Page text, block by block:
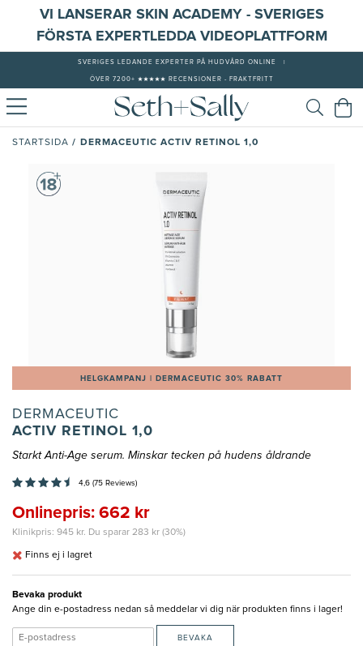
VI LANSERAR SKIN ACADEMY - SVERIGES
FÖRSTA EXPERTLEDDA VIDEOPLATTFORM
SVERIGES LEDANDE EXPERTER PÅ HUDVÅRD ONLINE
ÖVER 7200+ ★★★★★ RECENSIONER - FRAKTFRITT
STARTSIDA / DERMACEUTIC ACTIV RETINOL 1,0
HELGKAMPANJ | DERMACEUTIC 30% RABATT
DERMACEUTIC
ACTIV RETINOL 1,0
Starkt Anti-Age serum. Minskar tecken på hudens åldrande
4,6 (75 Reviews)
Onlinepris: 662 kr
Klinikpris: 945 kr. Du sparar 283 kr (30%)
Finns ej i lagret
Bevaka produkt
Ange din e-postadress nedan så meddelar vi dig när produkten finns i lager!
BEVAKA